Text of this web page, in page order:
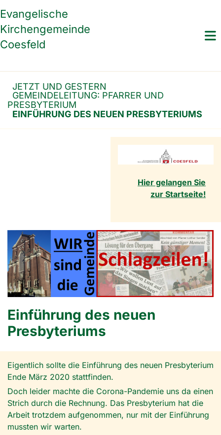
Evangelische
Kirchengemeinde
Coesfeld
JETZT UND GESTERN
GEMEINDELEITUNG: PFARRER UND
PRESBYTERIUM
EINFÜHRUNG DES NEUEN PRESBYTERIUMS
Hier gelangen Sie
zur Startseite!
Einführung des neuen
Presbyteriums
Eigentlich sollte die Einführung des neuen Presbyterium
Ende März 2020 stattfinden.
Doch leider machte die Corona-Pandemie uns da einen
Strich durch die Rechnung. Das Presbyterium hat die
Arbeit trotzdem aufgenommen, nur mit der Einführung
mussten wir warten.